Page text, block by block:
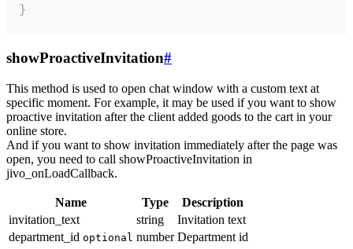
}
showProactiveInvitation#
This method is used to open chat window with a custom text at
specific moment. For example, it may be used if you want to show
proactive invitation after the client added goods to the cart in your
online store.
And if you want to show invitation immediately after the page was
open, you need to call showProactiveInvitation in
jivo_onLoadCallback.
Name Type
Description
invitation_text
string
Invitation text
department_id optional number Department id